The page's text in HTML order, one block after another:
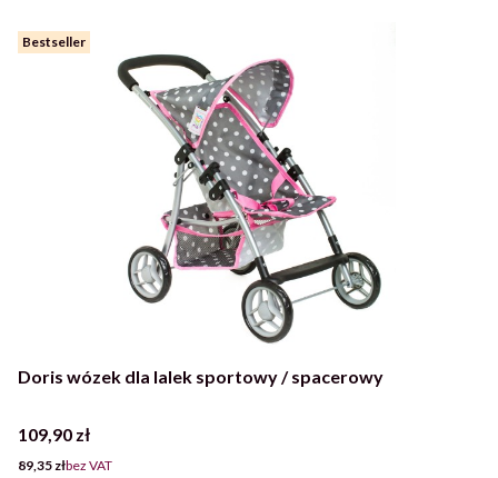
Bestseller
Doris wózek dla lalek sportowy / spacerowy
Cena
109,90 zł
Cena
89,35 złbez VAT